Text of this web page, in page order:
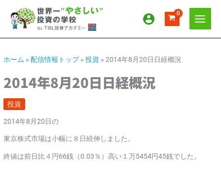
ス
ッホーム »配信情報トップ»投資 »2014年8月20日日経概況
2014年8月20日日経概況
投資
2014年8月20日の
東京株式市場は小幅に８日続伸しました。
終値は前日比４円66銭（0.03％）高い１万5454円45銭でした。
ー
ブ
テ
ー